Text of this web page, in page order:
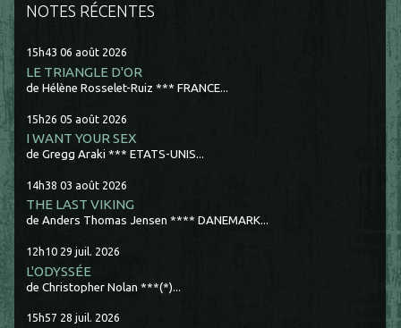
NOTES RÉCENTES
15h43 06 août 2026
LE TRIANGLE D'OR
de Hélène Rosselet-Ruiz *** FRANCE...
15h26 05 août 2026
I WANT YOUR SEX
de Gregg Araki *** ETATS-UNIS...
14h38 03 août 2026
THE LAST VIKING
de Anders Thomas Jensen **** DANEMARK...
12h10 29 juil. 2026
L'ODYSSÉE
de Christopher Nolan ***(*)...
15h57 28 juil. 2026